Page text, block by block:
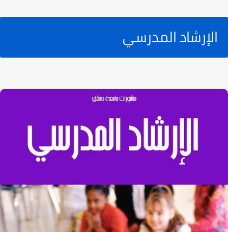
الإرشاد المدرسي